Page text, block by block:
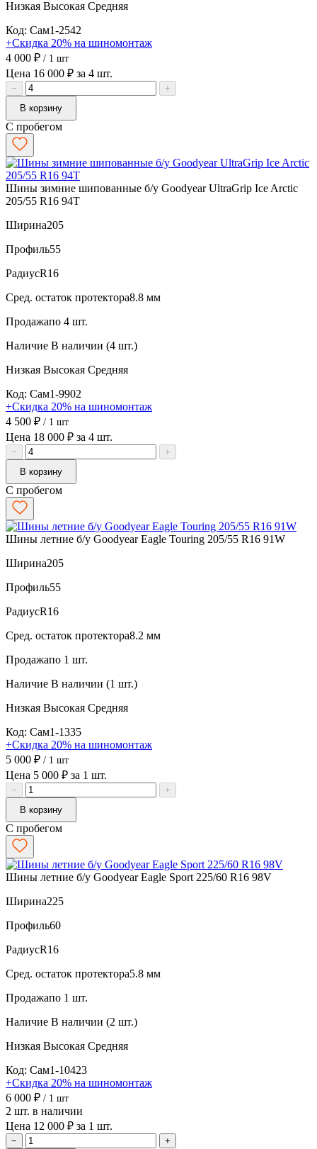
Низкая Высокая Средняя
Код: Сам1-2542
+Скидка 20% на шиномонтаж
4 000 ₽ / 1 шт
Цена 16 000 ₽ за 4 шт.
−
+
В корзину
С пробегом
Шины зимние шипованные б/у Goodyear UltraGrip Ice Arctic
205/55 R16 94T
Ширина205
Профиль55
РадиусR16
Сред. остаток протектора8.8 мм
Продажапо 4 шт.
Наличие В наличии (4 шт.)
Низкая Высокая Средняя
Код: Сам1-9902
+Скидка 20% на шиномонтаж
4 500 ₽ / 1 шт
Цена 18 000 ₽ за 4 шт.
−
+
В корзину
С пробегом
Шины летние б/у Goodyear Eagle Touring 205/55 R16 91W
Ширина205
Профиль55
РадиусR16
Сред. остаток протектора8.2 мм
Продажапо 1 шт.
Наличие В наличии (1 шт.)
Низкая Высокая Средняя
Код: Сам1-1335
+Скидка 20% на шиномонтаж
5 000 ₽ / 1 шт
Цена 5 000 ₽ за 1 шт.
−
+
В корзину
С пробегом
Шины летние б/у Goodyear Eagle Sport 225/60 R16 98V
Ширина225
Профиль60
РадиусR16
Сред. остаток протектора5.8 мм
Продажапо 1 шт.
Наличие В наличии (2 шт.)
Низкая Высокая Средняя
Код: Сам1-10423
+Скидка 20% на шиномонтаж
6 000 ₽ / 1 шт
2 шт. в наличии
Цена 12 000 ₽ за 1 шт.
−
+